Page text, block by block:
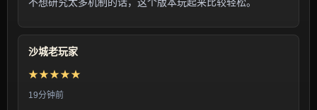
沙城老玩家
★★★★★
19分钟前